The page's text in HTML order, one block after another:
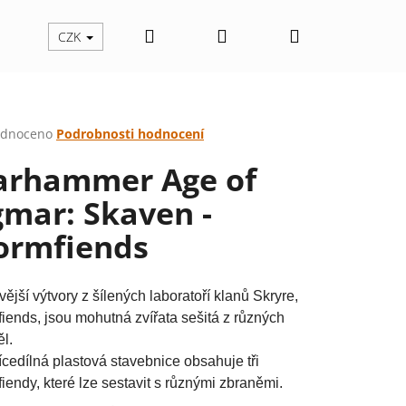
CZK Hledat PřihlášeníNákupní
Podrobnosti hodnocení
Age of
Skaven -
výtvory z šílených laboratoří klanů Skryre,
jsou mohutná zvířata sešitá z různých
plastová stavebnice obsahuje tři
které lze sestavit s různými zbraněmi.
Následující